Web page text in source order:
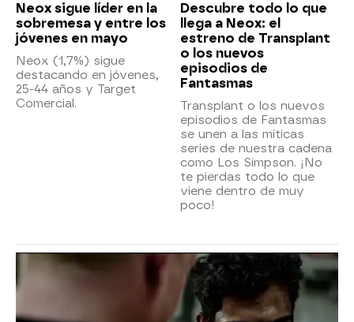
Neox sigue líder en la
sobremesa y entre los
jóvenes en mayo
Neox (1,7%) sigue
destacando en jóvenes,
25-44 años y Target
Comercial.
Descubre todo lo que
llega a Neox: el
estreno de Transplant
o los nuevos
episodios de
Fantasmas
Transplant o los nuevos
episodios de Fantasmas
se unen a las míticas
series de nuestra cadena
como Los Simpson. ¡No
te pierdas todo lo que
viene dentro de muy
poco!